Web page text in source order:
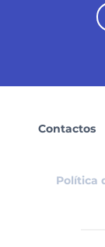
Contactos
Política